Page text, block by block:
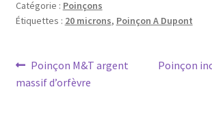
Catégorie : Poinçons
Étiquettes : 20 microns, Poinçon A Dupont
Poinçon M&T argent
massif d’orfèvre
Poinçon